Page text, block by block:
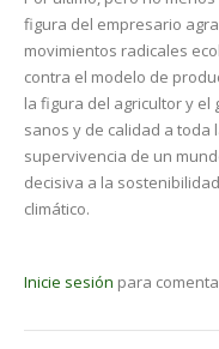
figura del empresario
movimientos radicales
contra el modelo de
la figura del agricultor y
sanos y de calidad a toda
supervivencia de un
decisiva a la
climático.
Inicie sesión para